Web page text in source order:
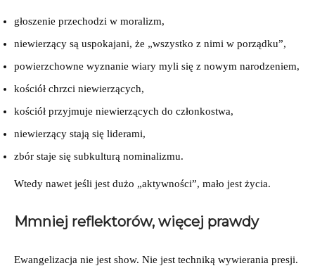
głoszenie przechodzi w moralizm,
niewierzący są uspokajani, że „wszystko z nimi w porządku”,
powierzchowne wyznanie wiary myli się z nowym narodzeniem,
kościół chrzci niewierzących,
kościół przyjmuje niewierzących do członkostwa,
niewierzący stają się liderami,
zbór staje się subkulturą nominalizmu.
Wtedy nawet jeśli jest dużo „aktywności”, mało jest życia.
Mmniej reflektorów, więcej prawdy
Ewangelizacja nie jest show. Nie jest techniką wywierania presji.